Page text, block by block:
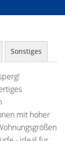
Sonstiges
mit hoher